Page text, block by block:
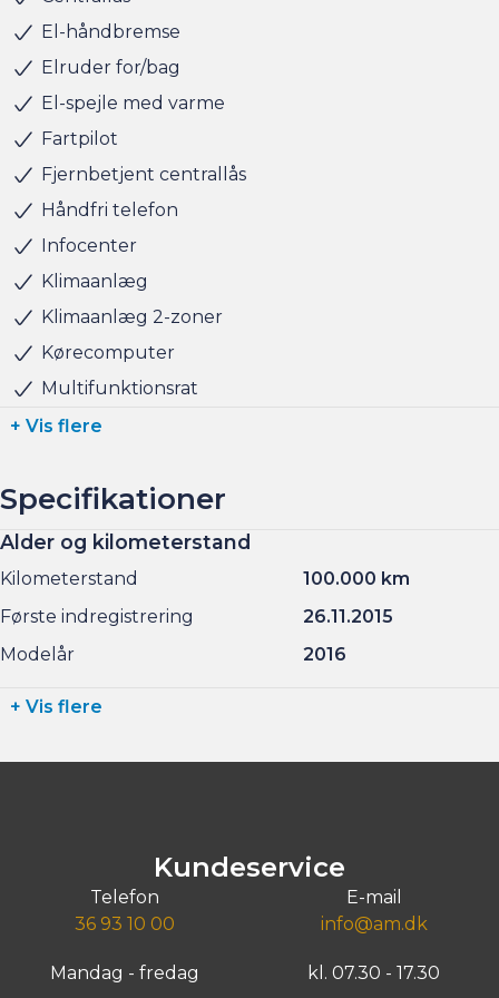
finansiering til markedets bedste priser og vilkår, og vi
tager naturligvis også gerne din nuværende bil i bytte,
hvis du har behov for at få afsat den.
Salgsafdelingen åbningstider:
Man-Fre kl. 10.00 - 17.00
Lørdag kl. 11.00 - 15.00
El-håndbremse
Elruder for/bag
El-spejle med varme
Fartpilot
Fjernbetjent centrallås
Håndfri telefon
Infocenter
Klimaanlæg
Klimaanlæg 2-zoner
Kørecomputer
Multifunktionsrat
+ Vis flere
Specifikationer
Alder og kilometerstand
Kilometerstand
100.000 km
Første indregistrering
26.11.2015
Modelår
2016
+ Vis flere
Kundeservice
Telefon
36 93 10 00
E-mail
info@am.dk
Mandag - fredag kl. 07.30 - 17.30